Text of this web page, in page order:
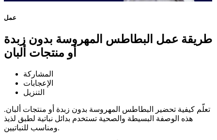
عمل
طريقة عمل البطاطس المهروسة بدون زبدة
أو منتجات ألبان
المشاركة
الإعجابات
التنزيل
تعلّم كيفية تحضير البطاطس المهروسة بدون زبدة أو منتجات ألبان.
هذه الوصفة البسيطة والصحية تستخدم بدائل نباتية لطبق لذيذ
ومناسب للنباتيين.